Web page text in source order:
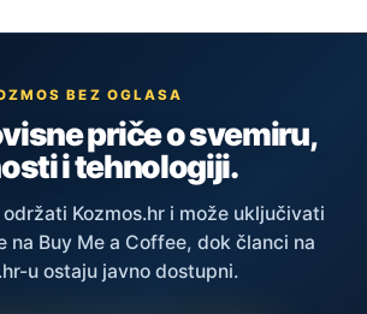
BEZ OGLASA
priče o svemiru,
i tehnologiji.
Kozmos.hr i može uključivati
na Buy Me a Coffee, dok članci na
u ostaju javno dostupni.